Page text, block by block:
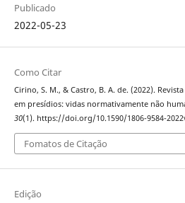
Publicado
2022-05-23
Como Citar
Cirino, S. M., & Castro, B. A. de. (2022).
em presídios: vidas normativamente não
30(1). https://doi.org/10.1590/1806-9584-
Fomatos de Citação
Edição